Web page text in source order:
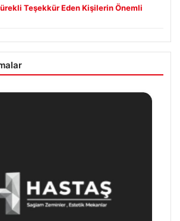
Teşekkür Eden Kişilerin Önemli